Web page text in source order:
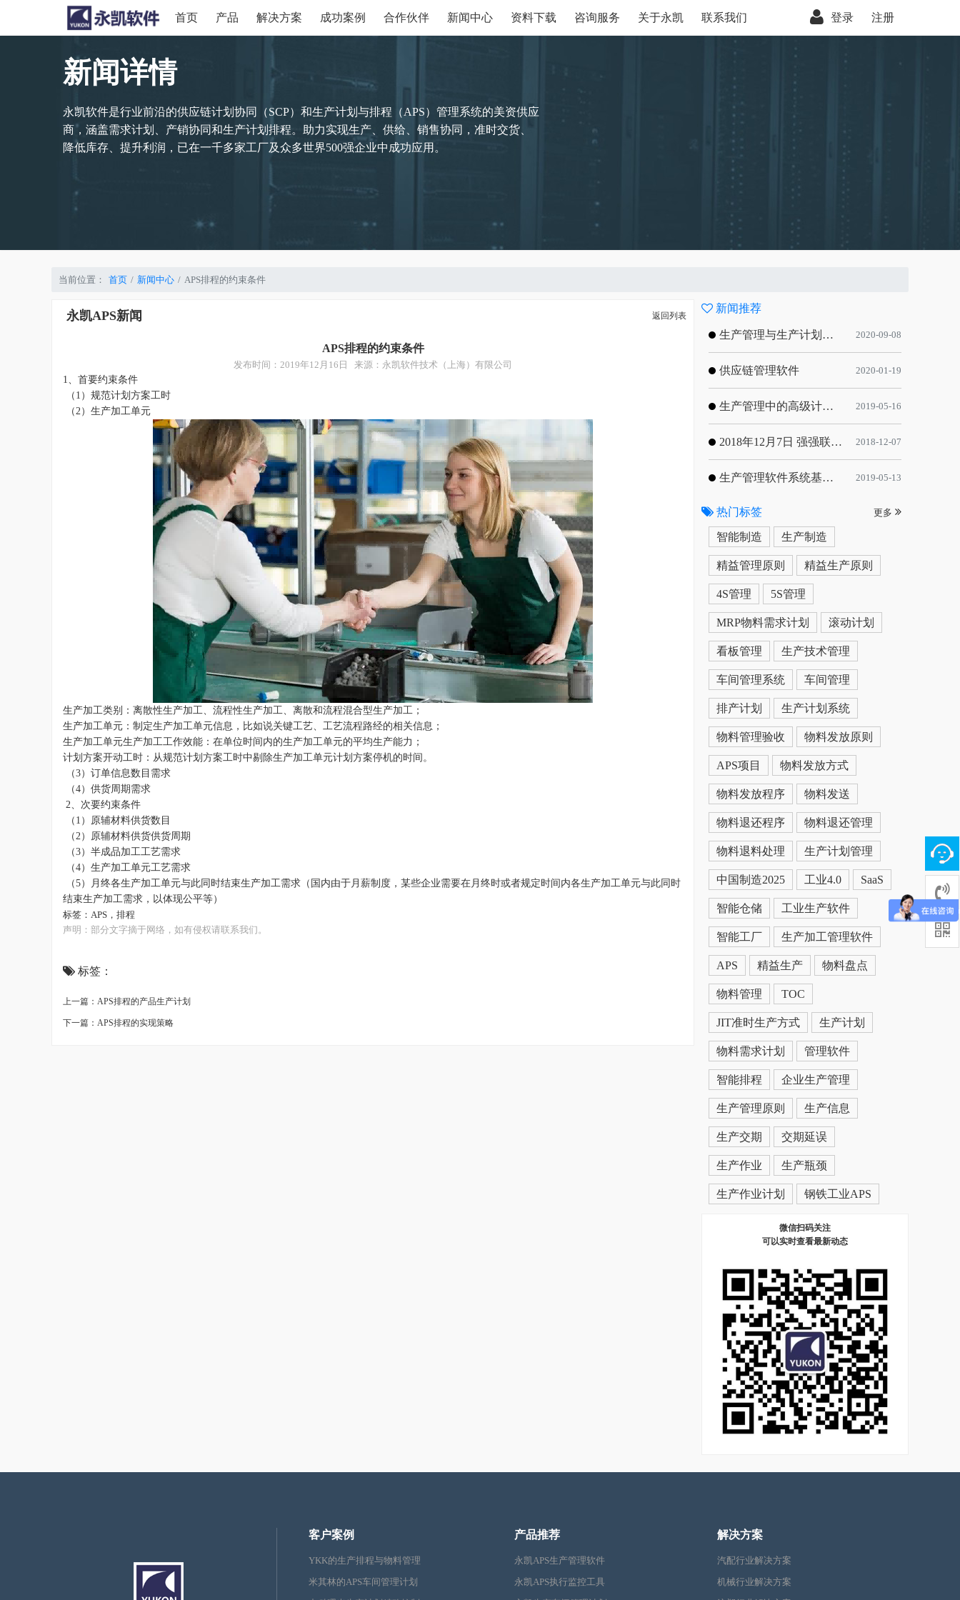
首页 产品 解决方案 成功案例 合作伙伴 新闻中心 资料下载 咨询服务 关于永凯 联系我们 登录 注册
新闻详情
永凯软件是行业前沿的供应链计划协同（SCP）和生产计划与排程（APS）管理系统的美资供应
商，涵盖需求计划、产销协同和生产计划排程。助力实现生产、供给、销售协同，准时交货、
降低库存、提升利润，已在一千多家工厂及众多世界500强企业中成功应用。
当前位置： 首页 新闻中心 APS排程的约束条件
永凯APS新闻 返回列表
APS排程的约束条件
发布时间： 2019年12月16日 来源：永凯软件技术（上海）有限公司
1、首要约束条件
（1）规范计划方案工时
（2）生产加工单元
生产加工类别：离散性生产加工、流程性生产加工、离散和流程混合型生产加工；
生产加工单元：制定生产加工单元信息，比如说关键工艺、工艺流程路经的相关信息；
生产加工单元生产加工工作效能：在单位时间内的生产加工单元的平均生产能力；
计划方案开动工时：从规范计划方案工时中剔除生产加工单元计划方案停机的时间。
（3）订单信息数目需求
（4）供货周期需求
2、次要约束条件
（1）原辅材料供货数目
（2）原辅材料供货供货周期
（3）半成品加工工艺需求
（4）生产加工单元工艺需求
（5）月终各生产加工单元与此同时结束生产加工需求（国内由于月薪制度，某些企业需要在月终时或者规定时间内各生产加工单元与此同时
结束生产加工需求，以体现公平等）
标签： APS ， 排程
声明：部分文字摘于网络，如有侵权请联系我们。
标签：
上一篇：APS排程的产品生产计划
下一篇：APS排程的实现策略
新闻推荐
生产管理与生产计划的目标 2020-09-08
供应链管理软件 2020-01-19
生产管理中的高级计划与排程优化 2019-05-16
2018年12月7日 强强联手，共同推进电子器件领域APS应用典范 风华高科生产自动化工业互联网应用项目-APS项目启动会 2018-12-07
生产管理软件系统基于信息化的解决方案 2019-05-13
热门标签 更多
智能制造 生产制造
精益管理原则 精益生产原则
4S管理 5S管理
MRP物料需求计划 滚动计划
看板管理 生产技术管理
车间管理系统 车间管理
排产计划 生产计划系统
物料管理验收 物料发放原则
APS项目 物料发放方式
物料发放程序 物料发送
物料退还程序 物料退还管理
物料退料处理 生产计划管理
中国制造2025 工业4.0 SaaS
智能仓储 工业生产软件
智能工厂 生产加工管理软件
APS 精益生产 物料盘点
物料管理 TOC
JIT准时生产方式 生产计划
物料需求计划 管理软件
智能排程 企业生产管理
生产管理原则 生产信息
生产交期 交期延误
生产作业 生产瓶颈
生产作业计划 钢铁工业APS
微信扫码关注
可以实时查看最新动态
客户案例
YKK的生产排程与物料管理
米其林的APS车间管理计划
产品推荐
永凯APS生产管理软件
永凯APS执行监控工具
解决方案
汽配行业解决方案
机械行业解决方案